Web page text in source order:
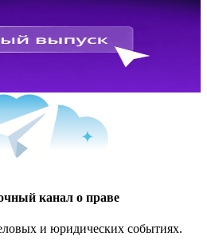
канал о праве
и юридических событиях.